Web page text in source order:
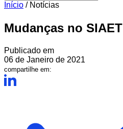
Início / Notícias
Mudanças no SIAET
Publicado em
06 de Janeiro de 2021
compartilhe em: